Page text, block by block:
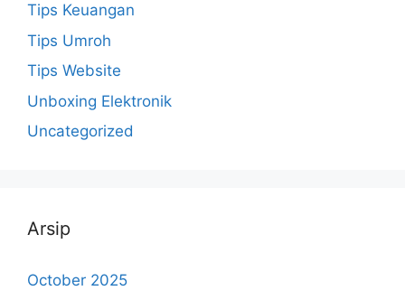
Tips Keuangan
Tips Umroh
Tips Website
Unboxing Elektronik
Uncategorized
Arsip
October 2025